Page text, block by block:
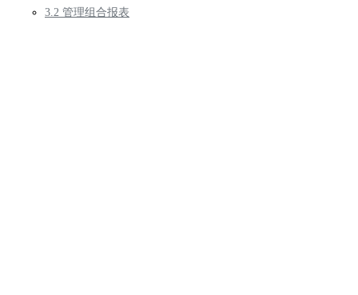
3.2 管理组合报表